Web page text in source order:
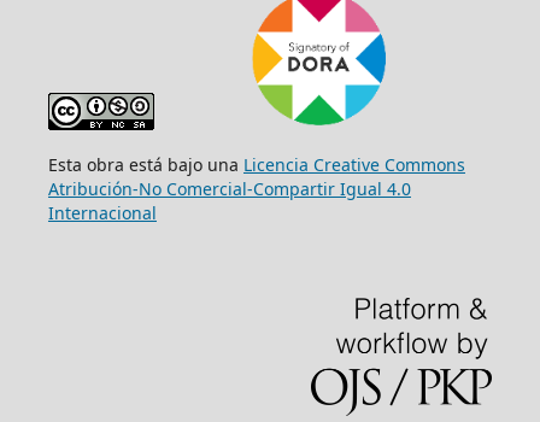
Esta obra está bajo una Licencia Creative Commons
Atribución-No Comercial-Compartir Igual 4.0
Internacional